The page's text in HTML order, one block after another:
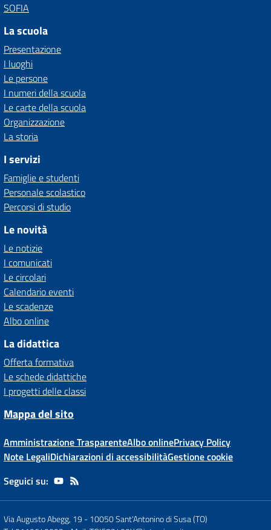
SOFIA
La scuola
Presentazione
I luoghi
Le persone
I numeri della scuola
Le carte della scuola
Organizzazione
La storia
I servizi
Famiglie e studenti
Personale scolastico
Percorsi di studio
Le novità
Le notizie
I comunicati
Le circolari
Calendario eventi
Le scadenze
Albo online
La didattica
Offerta formativa
Le schede didattiche
I progetti delle classi
Mappa del sito
Amministrazione TrasparenteAlbo onlinePrivacy Policy
Note LegaliDichiarazioni di accessibilitàGestione cookie
Seguici su:
Via Augusto Abegg, 19 -10050 Sant'Antonino di Susa (TO)